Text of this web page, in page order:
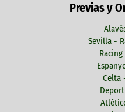
Previas y
Sevilla -
Celta